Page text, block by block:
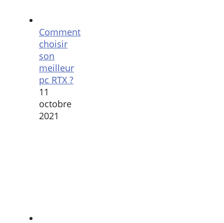
Comment
choisir
son
meilleur
pc RTX ?
11
octobre
2021